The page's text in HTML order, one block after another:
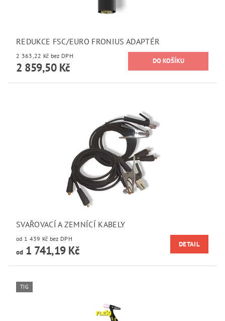
REDUKCE FSC/EURO FRONIUS ADAPTÉR
2 363,22 Kč bez DPH
2 859,50 Kč
SVAŘOVACÍ A ZEMNÍCÍ KABELY
od 1 439 Kč bez DPH
od1 741,19 Kč DETAIL
TIG